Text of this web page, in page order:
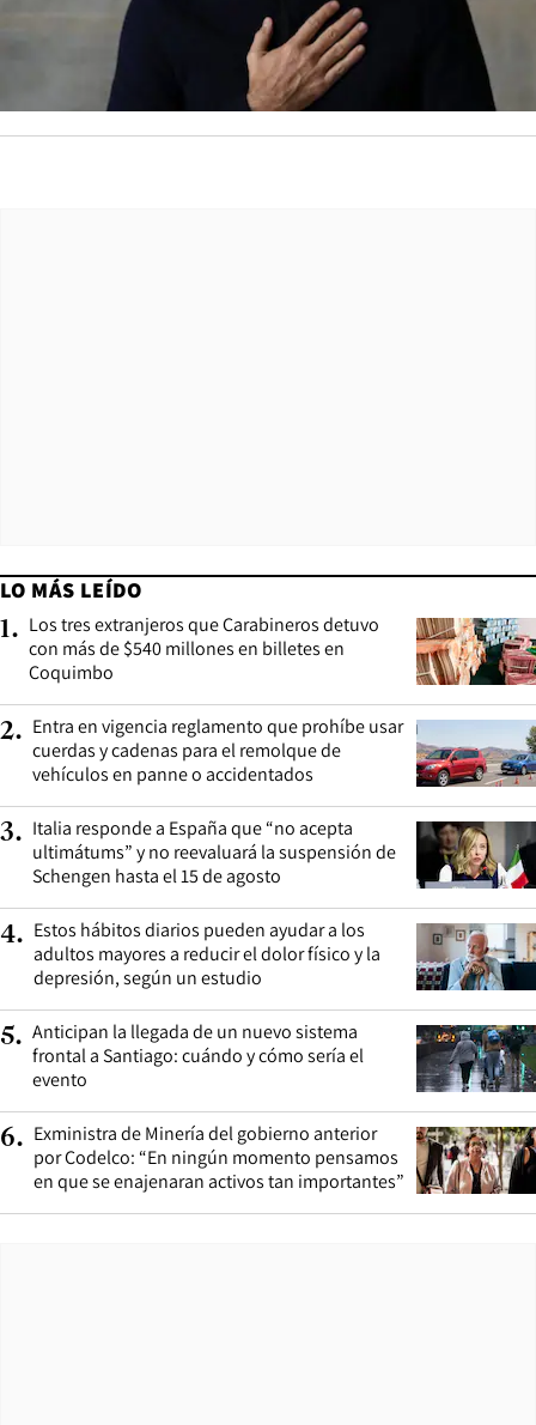
LO MÁS LEÍDO
1. Los tres extranjeros que Carabineros detuvo
con más de $540 millones en billetes en
Coquimbo
2. Entra en vigencia reglamento que prohíbe usar
cuerdas y cadenas para el remolque de
vehículos en panne o accidentados
3. Italia responde a España que “no acepta
ultimátums” y no reevaluará la suspensión de
Schengen hasta el 15 de agosto
4. Estos hábitos diarios pueden ayudar a los
adultos mayores a reducir el dolor físico y la
depresión, según un estudio
5. Anticipan la llegada de un nuevo sistema
frontal a Santiago: cuándo y cómo sería el
evento
6. Exministra de Minería del gobierno anterior
por Codelco: “En ningún momento pensamos
en que se enajenaran activos tan importantes”